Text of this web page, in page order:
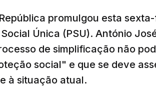
promulgou esta
Única (PSU). António
de simplificação não
social" e que se deve
à situação atual.